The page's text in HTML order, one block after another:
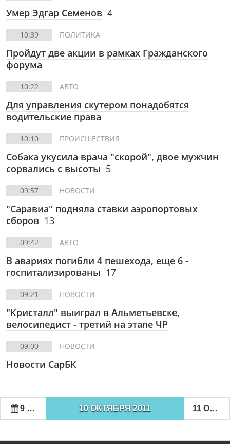
Умер Эдгар Семенов 4
10:39 ПОЛИТИКА
Пройдут две акции в рамках Гражданского
форума
10:22 АВТО
Для управления скутером понадобятся
водительские права
10:10 ПРОИСШЕСТВИЯ
Собака укусила врача "скорой", двое мужчин
сорвались с высоты 5
09:57 НОВОСТИ
"Саравиа" подняла ставки аэропортовых
сборов 13
09:42 АВТО
В авариях погибли 4 пешехода, еще 6 -
госпитализированы 17
09:21 НОВОСТИ
"Кристалл" выиграл в Альметьевске,
велосипедист - третий на этапе ЧР
09:00 НОВОСТИ
Новости СарБК
9 ОКТЯБРЯ 2011 10 ОКТЯБРЯ 2011 11 ОКТЯБРЯ 2011